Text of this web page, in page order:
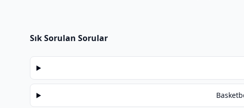
Sık Sorulan Sorular